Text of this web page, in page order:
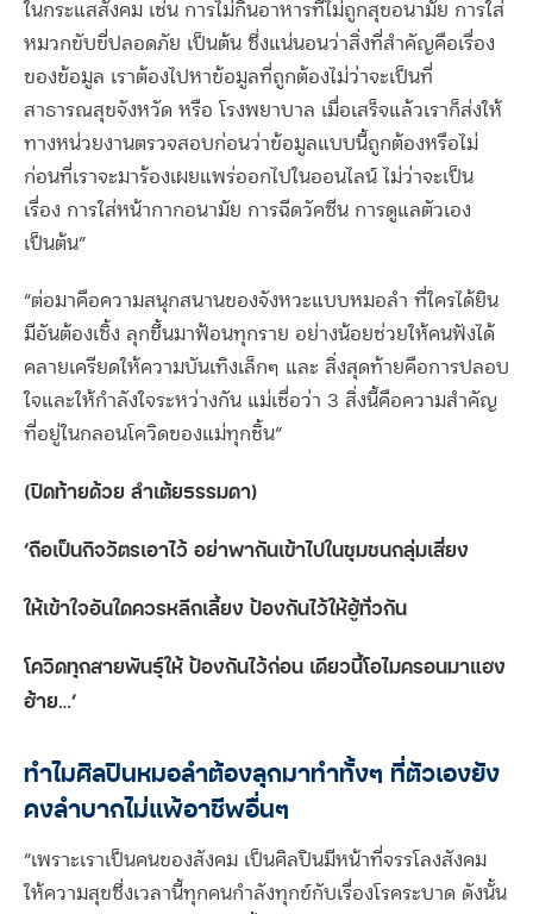
ในกระแสสังคม เช่น การไม่กินอาหารที่ไม่ถูกสุขอนามัย การใส่
หมวกขับขี่ปลอดภัย เป็นต้น ซึ่งแน่นอนว่าสิ่งที่สำคัญคือเรื่อง
ของข้อมูล เราต้องไปหาข้อมูลที่ถูกต้องไม่ว่าจะเป็นที่
สาธารณสุขจังหวัด หรือ โรงพยาบาล เมื่อเสร็จแล้วเราก็ส่งให้
ทางหน่วยงานตรวจสอบก่อนว่าข้อมูลแบบนี้ถูกต้องหรือไม่
ก่อนที่เราจะมาร้องเผยแพร่ออกไปในออนไลน์ ไม่ว่าจะเป็น
เรื่อง การใส่หน้ากากอนามัย การฉีดวัคซีน การดูแลตัวเอง
เป็นต้น”
“ต่อมาคือความสนุกสนานของจังหวะแบบหมอลำ ที่ใครได้ยิน
มีอันต้องเซิ้ง ลุกขึ้นมาฟ้อนทุกราย อย่างน้อยช่วยให้คนฟังได้
คลายเครียดให้ความบันเทิงเล็กๆ และ สิ่งสุดท้ายคือการปลอบ
ใจและให้กำลังใจระหว่างกัน แม่เชื่อว่า 3 สิ่งนี้คือความสำคัญ
ที่อยู่ในกลอนโควิดของแม่ทุกชิ้น”
(ปิดท้ายด้วย ลำเต้ยธรรมดา)
‘ถือเป็นกิจวัตรเอาไว้ อย่าพากันเข้าไปในชุมชนกลุ่มเสี่ยง
ให้เข้าใจอันใดควรหลีกเลี้ยง ป้องกันไว้ให้ฮู้ทั่วกัน
โควิดทุกสายพันธุ์ให้ ป้องกันไว้ก่อน เดียวนี้โอไมครอนมาแฮง
ฮ้าย…’
ทำไมศิลปินหมอลำต้องลุกมาทำทั้งๆ ที่ตัวเองยัง
คงลำบากไม่แพ้อาชีพอื่นๆ
“เพราะเราเป็นคนของสังคม เป็นศิลปินมีหน้าที่จรรโลงสังคม
ให้ความสุขซึ่งเวลานี้ทุกคนกำลังทุกข์กับเรื่องโรคระบาด ดังนั้น